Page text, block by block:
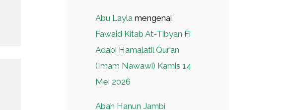
Abu Layla mengenai
Fawaid Kitab At-Tibyan Fi
Adabi Hamalatil Qur’an
(Imam Nawawi) Kamis 14
Mei 2026
Abah Hanun Jambi